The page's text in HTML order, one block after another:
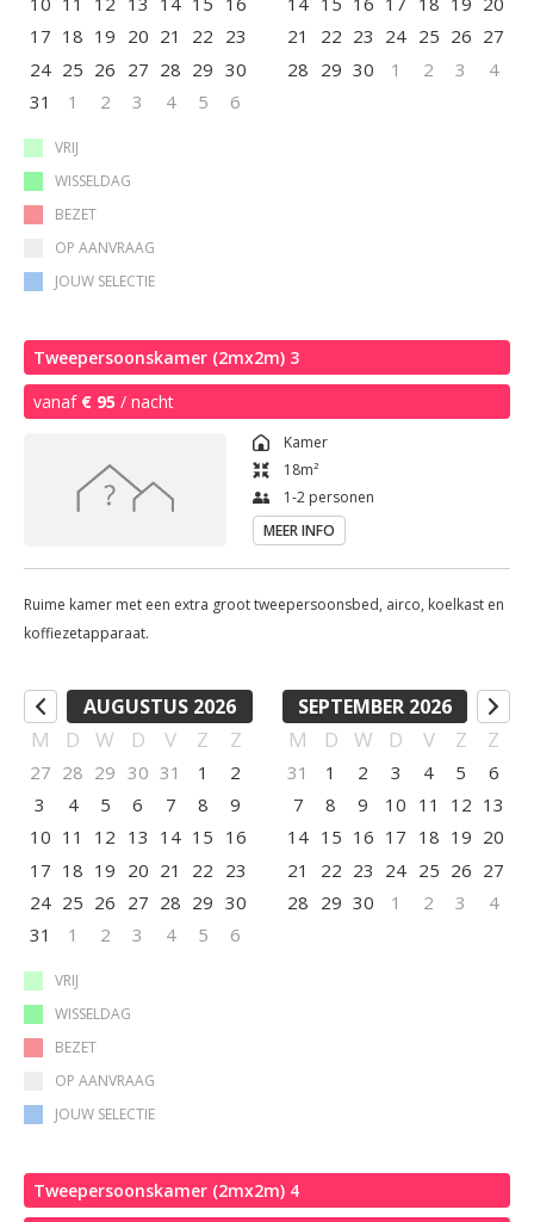
17 18 19 20 21 22 23
24 25 26 27 28 29 30
31
1 2 3 4 5 6
21
22 23 24 25 26 27
28 29 30 1 2 3 4
VRIJ
WISSELDAG
BEZET
OP AANVRAAG
JOUW SELECTIE
Tweepersoonskamer (2mx2m) 3
vanaf € 95 / nacht
Kamer
18m²
1-2 personen
MEER INFO
Ruime kamer met een extra groot tweepersoonsbed, airco, koelkast en
koffiezetapparaat.
AUGUSTUS 2026
M D W D V Z Z
27 28 29 30 31 1
2
3
4 5 6 7 8
9
10 11 12 13 14 15 16
17 18 19 20 21 22 23
24 25 26 27 28 29 30
31
1 2 3 4 5 6
SEPTEMBER 2026
M D W D V Z Z
31 1 2 3 4 5
6
7
8 9 10 11 12 13
14 15 16 17 18 19 20
21
22 23 24 25 26 27
28 29 30 1 2 3 4
VRIJ
WISSELDAG
BEZET
OP AANVRAAG
JOUW SELECTIE
Tweepersoonskamer (2mx2m) 4